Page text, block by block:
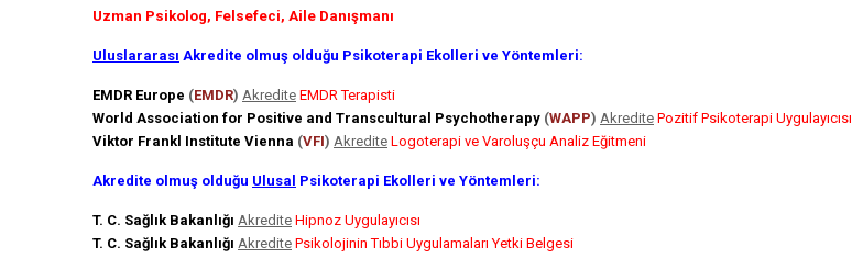
Uzman Psikolog, Felsefeci, Aile Danışmanı
Uluslararası Akredite olmuş olduğu Psikoterapi Ekolleri ve Yöntemleri:
EMDR Europe (EMDR) Akredite EMDR Terapisti
World Association for Positive and Transcultural Psychotherapy (WAPP) Akredite Pozitif Psikoterapi Uygulayıcısı
Viktor Frankl Institute Vienna (VFI) Akredite Logoterapi ve Varoluşçu Analiz Eğitmeni
Akredite olmuş olduğu Ulusal Psikoterapi Ekolleri ve Yöntemleri:
T. C. Sağlık Bakanlığı Akredite Hipnoz Uygulayıcısı
T. C. Sağlık Bakanlığı Akredite Psikolojinin Tıbbi Uygulamaları Yetki Belgesi